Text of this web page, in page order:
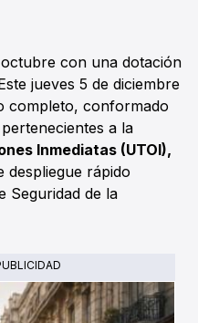
con una dotación
jueves 5 de diciembre
completo, conformado
a la
Inmediatas (UTOI),
despliegue rápido
Seguridad de la